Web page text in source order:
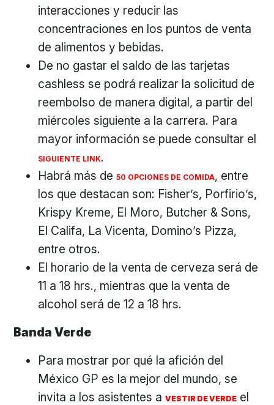
interacciones y reducir las
concentraciones en los puntos de venta
de alimentos y bebidas.
De no gastar el saldo de las tarjetas
cashless se podrá realizar la solicitud de
reembolso de manera digital, a partir del
miércoles siguiente a la carrera. Para
mayor información se puede consultar el
SIGUIENTE LINK.
Habrá más de50 OPCIONES DE COMIDA, entre
los que destacan son: Fisher’s, Porfirio’s,
Krispy Kreme, El Moro, Butcher & Sons,
El Califa, La Vicenta, Domino’s Pizza,
entre otros.
El horario de la venta de cerveza será de
11 a 18 hrs., mientras que la venta de
alcohol será de 12 a 18 hrs.
Banda Verde
Para mostrar por qué la afición del
México GP es la mejor del mundo, se
invita a los asistentes aVESTIR DE VERDE el